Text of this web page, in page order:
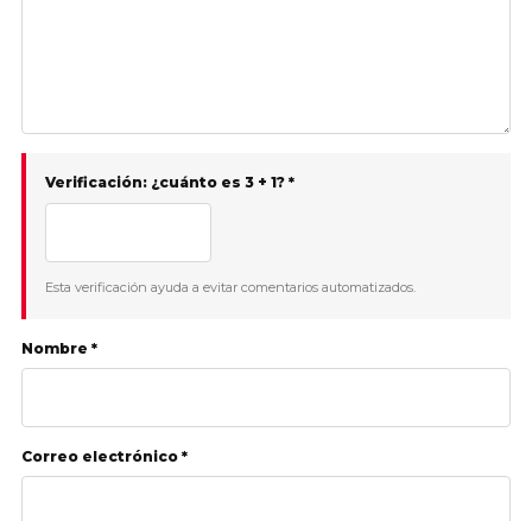
Verificación: ¿cuánto es 3 + 1? *
Esta verificación ayuda a evitar comentarios automatizados.
Nombre *
Correo electrónico *